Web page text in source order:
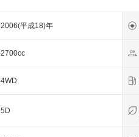
2006(平成18)年
2700cc
4WD
5D